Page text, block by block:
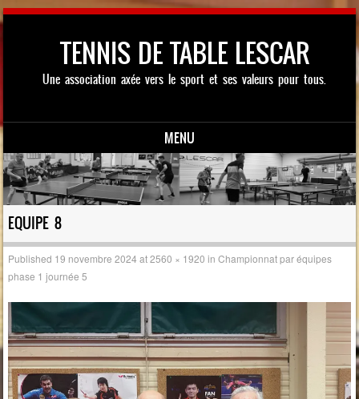
TENNIS DE TABLE LESCAR
Une association axée vers le sport et ses valeurs pour tous.
MENU
Skip to content
EQUIPE 8
Published 19 novembre 2024 at2560 × 1920 inChampionnat par équipes
phase 1 journée 5